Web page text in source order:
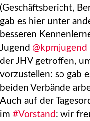
(Geschäftsbericht,
gab es hier unter
besseren
Jugend @kpmjugend
der JHV getroffen,
vorzustellen: so gab
beiden Verbände
Auch auf der
im #Vorstand : wir